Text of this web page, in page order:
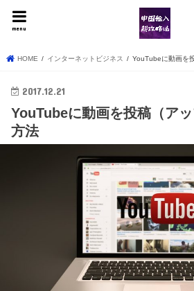
menu
HOME インターネットビジネス YouTubeに動画を
2017.12.21
YouTubeに動画を投稿（ア
方法